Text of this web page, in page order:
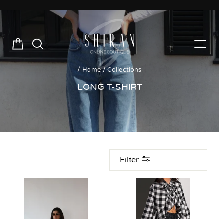
SITE NAVIGATION
Home / Collections
/
LONG T-SHIRT